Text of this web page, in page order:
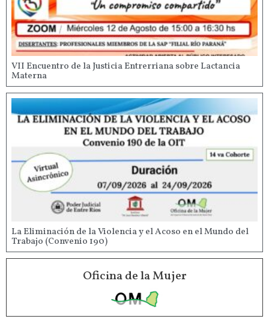
VII Encuentro de la Justicia Entrerriana sobre Lactancia
Materna
La Eliminación de la Violencia y el Acoso en el Mundo del
Trabajo (Convenio 190)
Oficina de la Mujer